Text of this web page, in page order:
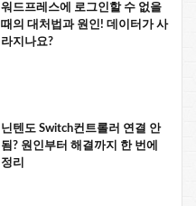
워드프레스에 로그인할 수 없을
때의 대처법과 원인! 데이터가 사
라지나요?
닌텐도 Switch컨트롤러 연결 안
됨? 원인부터 해결까지 한 번에
정리